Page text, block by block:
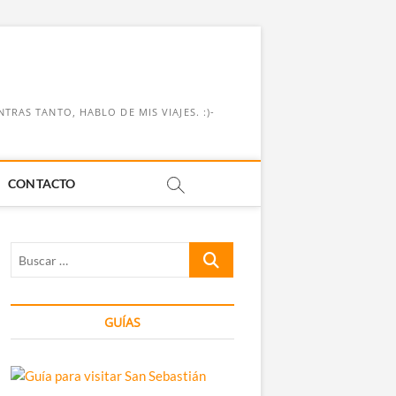
TANTO, HABLO DE MIS VIAJES. :)-
CONTACTO
Buscar
GUÍAS